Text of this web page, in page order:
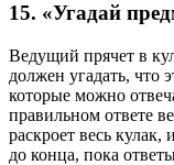
15. «Угадай
Ведущий прячет в
должен угадать, что
которые можно
правильном ответе
раскроет весь
до конца, пока